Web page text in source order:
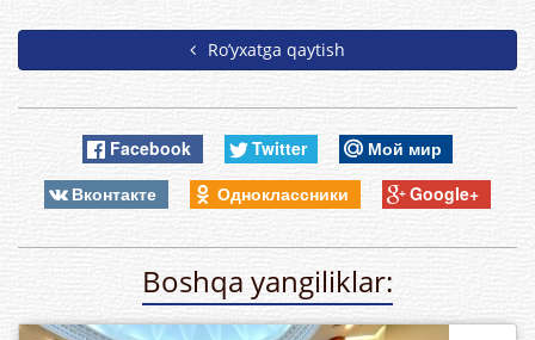
Ro’yxatga qaytish
Facebook Twitter
Мой мир
Вконтакте
Одноклассники Google+
Boshqa yangiliklar: